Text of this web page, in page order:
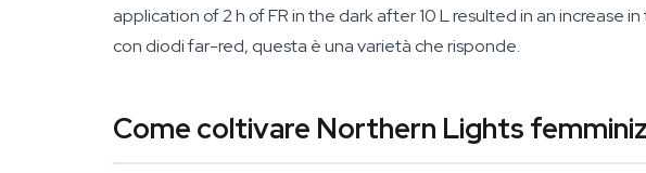
application of 2 h of FR in the dark after 10 L resulted in an
con diodi far-red, questa è una varietà che risponde.
Come coltivare Northern Lights